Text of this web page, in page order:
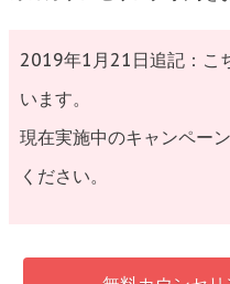
2019年1月21日追記：こ
います。
現在実施中のキャンペー
ください。